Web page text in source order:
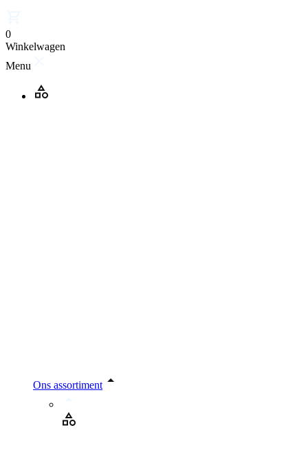
0
Winkelwagen
Menu
Ons assortiment